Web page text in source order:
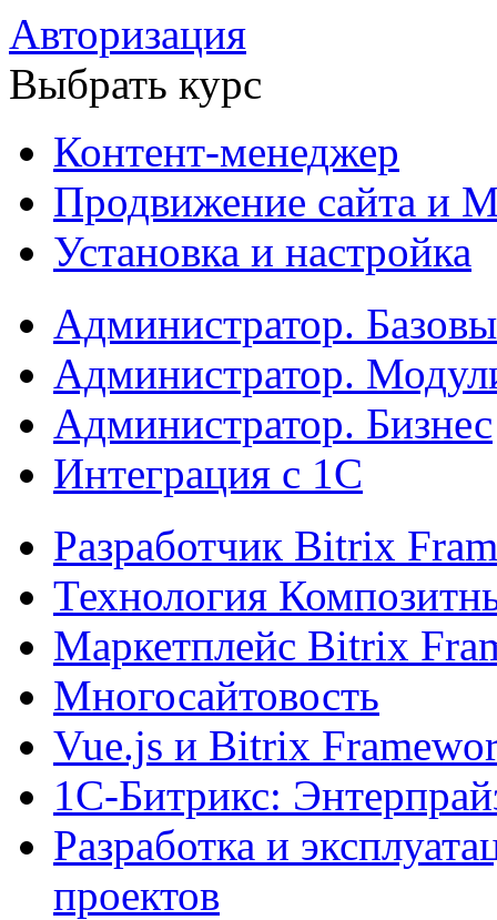
Авторизация
Выбрать курс
Контент-менеджер
Продвижение сайта и
Установка и настройка
Администратор.
Администратор.
Администратор. Бизнес
Интеграция с 1С
Разработчик Bitrix
Технология
Маркетплейс Bitrix
Многосайтовость
Vue.js и Bitrix
1С-Битрикс:
Разработка и
проектов